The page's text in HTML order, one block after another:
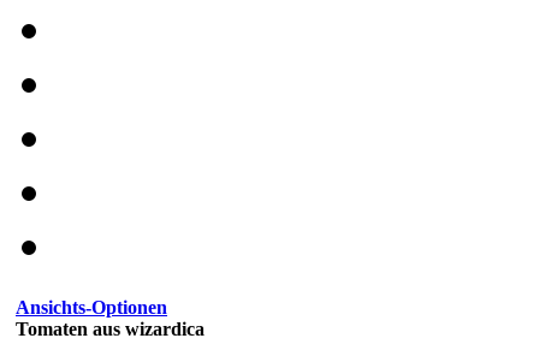
Ansichts-Optionen
Tomaten aus wizardica